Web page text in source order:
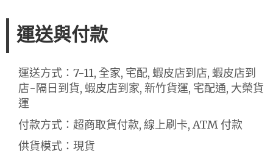
運送與付款
運送方式：7-11, 全家, 宅配, 蝦皮店到店, 蝦皮店到
店-隔日到貨, 蝦皮店到家, 新竹貨運, 宅配通, 大榮貨
運
付款方式：超商取貨付款, 線上刷卡, ATM 付款
供貨模式：現貨